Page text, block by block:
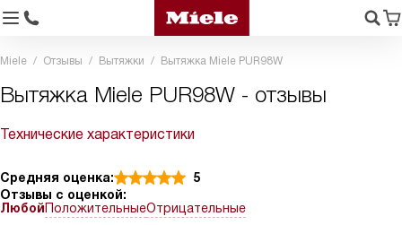
Miele Отзывы Вытяжки Вытяжка Miele PUR98W
Вытяжка Miele PUR98W - отзывы
Технические характеристики
Средняя оценка:
5
Отзывы с оценкой:
ЛюбойПоложительныеОтрицательные